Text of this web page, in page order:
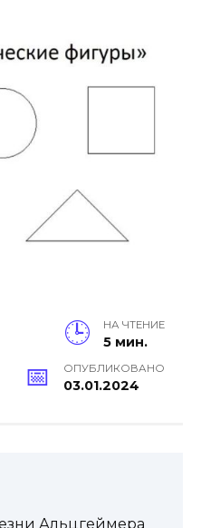
НА ЧТЕНИЕ
5 мин.
ОПУБЛИКОВАНО
03.01.2024
Альцгеймера